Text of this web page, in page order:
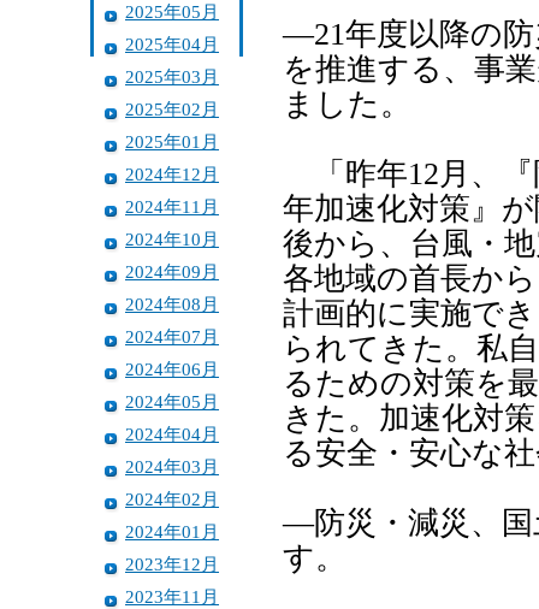
2025年05月
2025年04月
2025年03月
2025年02月
2025年01月
2024年12月
2024年11月
2024年10月
2024年09月
2024年08月
2024年07月
2024年06月
2024年05月
2024年04月
2024年03月
2024年02月
2024年01月
2023年12月
2023年11月
―21年度以降の
を推進する、事
ました。
「昨年12月、『
年加速化対策』
後から、台風・
各地域の首長か
計画的に実施で
られてきた。私
るための対策を
きた。加速化対
る安全・安心な
―防災・減災、国
す。